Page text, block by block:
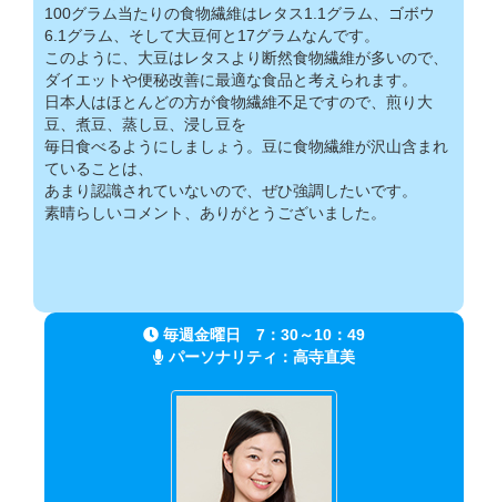
100グラム当たりの食物繊維はレタス1.1グラム、ゴボウ
6.1グラム、そして大豆何と17グラムなんです。
このように、大豆はレタスより断然食物繊維が多いので、
ダイエットや便秘改善に最適な食品と考えられます。
日本人はほとんどの方が食物繊維不足ですので、煎り大
豆、煮豆、蒸し豆、浸し豆を
毎日食べるようにしましょう。豆に食物繊維が沢山含まれ
ていることは、
あまり認識されていないので、ぜひ強調したいです。
素晴らしいコメント、ありがとうございました。
毎週金曜日 7：30～10：49
パーソナリティ： 高寺直美